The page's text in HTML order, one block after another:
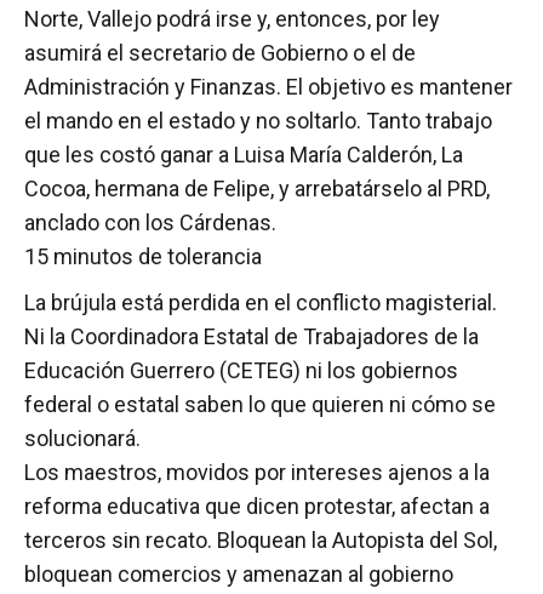
Norte, Vallejo podrá irse y, entonces, por ley
asumirá el secretario de Gobierno o el de
Administración y Finanzas. El objetivo es mantener
el mando en el estado y no soltarlo. Tanto trabajo
que les costó ganar a Luisa María Calderón, La
Cocoa, hermana de Felipe, y arrebatárselo al PRD,
anclado con los Cárdenas.
15 minutos de tolerancia
La brújula está perdida en el conflicto magisterial.
Ni la Coordinadora Estatal de Trabajadores de la
Educación Guerrero (CETEG) ni los gobiernos
federal o estatal saben lo que quieren ni cómo se
solucionará.
Los maestros, movidos por intereses ajenos a la
reforma educativa que dicen protestar, afectan a
terceros sin recato. Bloquean la Autopista del Sol,
bloquean comercios y amenazan al gobierno